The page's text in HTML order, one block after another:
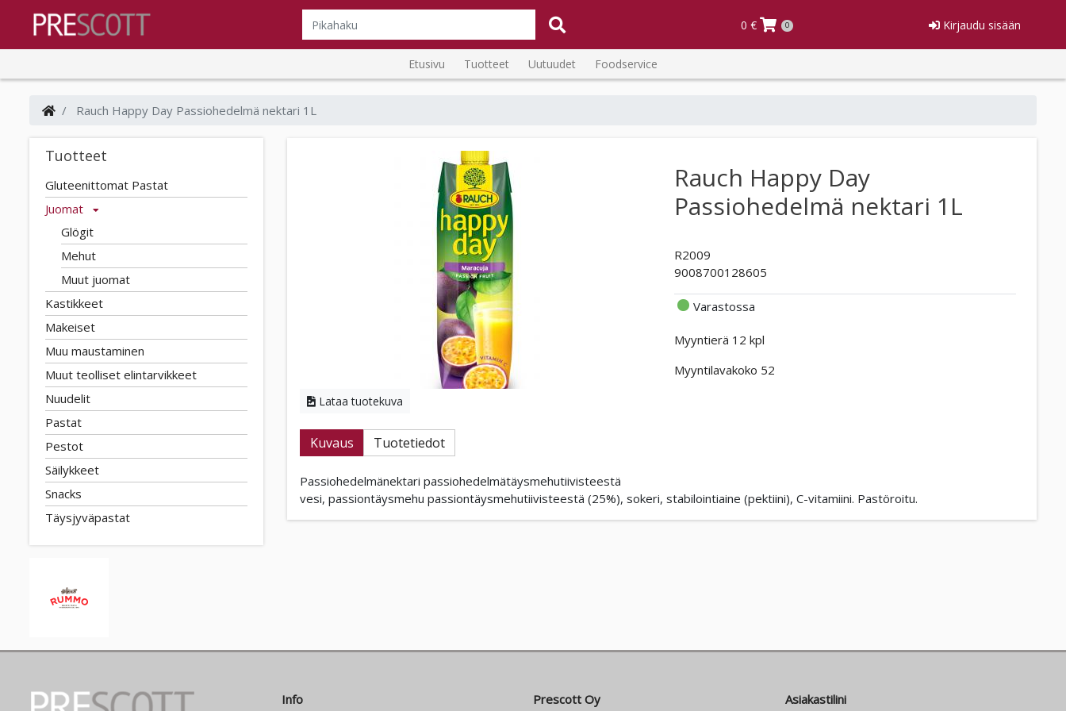
0 € 0 Kirjaudu sisään
Etusivu Tuotteet Uutuudet Foodservice
Rauch Happy Day Passiohedelmä nektari 1L
Tuotteet
Gluteenittomat Pastat
Juomat
Glögit
Mehut
Muut juomat
Kastikkeet
Makeiset
Muu maustaminen
Muut teolliset elintarvikkeet
Nuudelit
Pastat
Pestot
Säilykkeet
Snacks
Täysjyväpastat
Lataa tuotekuva
Rauch Happy Day
Passiohedelmä nektari 1L
R2009
9008700128605
Varastossa
Myyntierä 12 kpl
Myyntilavakoko 52
Kuvaus Tuotetiedot
Passiohedelmänektari passiohedelmätäysmehutiivisteestä
vesi, passiontäysmehu passiontäysmehutiivisteestä (25%), sokeri, stabilointiaine (pektiini), C-vitamiini. Pastöroitu.
Info Prescott Oy Asiakastilini